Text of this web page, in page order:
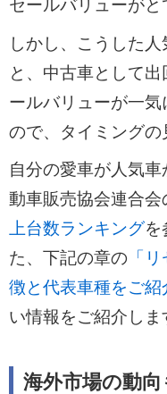
セールバリューがと
しかし、こうした
と、中古車として
ールバリューが一
ので、タイミングの
自分の愛車が人気
動車販売協会連合会
上台数ランキングを
た、下記の章の「リ
徴と代表車種をご紹
い情報をご紹介しま
海外市場の動